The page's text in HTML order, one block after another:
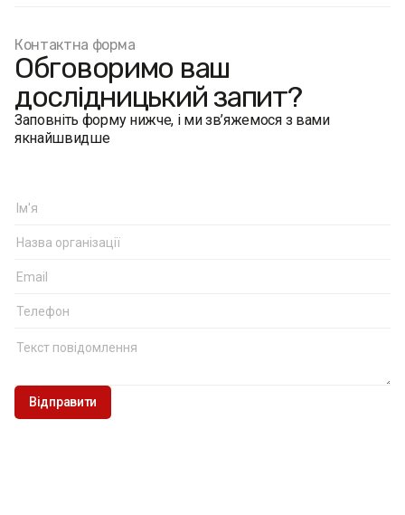
Контактна форма
Обговоримо ваш
дослідницький запит?
Заповніть форму нижче, і ми зв’яжемося з вами
якнайшвидше